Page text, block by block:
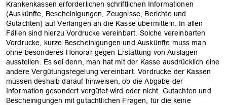
Krankenkassen erforderlichen schriftlichen Informationen
(Auskünfte, Bescheinigungen, Zeugnisse, Berichte und
Gutachten) auf Verlangen an die Kasse übermitteln. In allen
Fällen sind hierzu Vordrucke vereinbart. Solche vereinbarten
Vordrucke, kurze Bescheinigungen und Auskünfte muss man
ohne besonderes Honorar gegen Erstattung von Auslagen
ausstellen. Es sei denn, man hat mit der Kasse ausdrücklich eine
andere Vergütungsregelung vereinbart. Vordrucke der Kassen
müssen deshalb darauf hinweisen, ob die Abgabe der
Information gesondert vergütet wird oder nicht. Gutachten und
Bescheinigungen mit gutachtlichen Fragen, für die keine